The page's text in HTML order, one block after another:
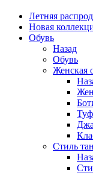
Летняя
Новая
Обувь
Назад
Обувь
Женская
Стиль